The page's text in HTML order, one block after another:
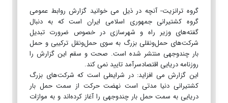
گروه ترانزیت- آنچه در ذیل می خوانید گزارش روابط عمومی
گروه کشتیرانی جمهوری اسلامی ایران است که به دنبال
گفته‌های وزیر راه و شهرسازی در خصوص ضرورت تبدیل
شرکت‌های حمل‌و‌نقلی بزرگ به سوی حمل‌و‌نقل ترکیبی و حمل
بار چندوجهی منتشر شده است. صحت و سقم این گزارش را
روزنامه دریایی اقتصادسرآمد تایید نمی کند.
این گزارش می افزاید: در شرایطی است که شرکت‌های بزرگ
کشتیرانی دنیا مدتی است نهضت حرکت از سمت حمل بار
دریایی به سمت حمل بار چندوجهی را آغاز کرده‌اند و به موازات